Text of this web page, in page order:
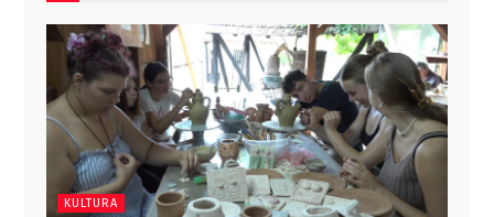
KULTURA